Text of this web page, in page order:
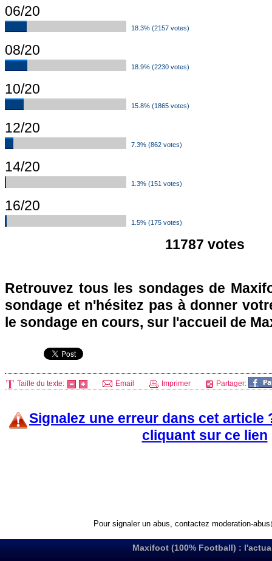
06/20
18.3% (2157 votes)
08/20
18.9% (2230 votes)
10/20
15.8% (1865 votes)
12/20
7.3% (862 votes)
14/20
1.3% (151 votes)
16/20
1.5% (175 votes)
11787 votes
Retrouvez tous les sondages de
sondage et n'hésitez pas à donner
le sondage en cours, sur l'accueil de
Taille du texte: Email Imprimer Partager:
Signalez une erreur dans cet article
cliquant sur ce lien
Pour signaler un abus, contactez moderation-
Maxifoot (100% Football) :